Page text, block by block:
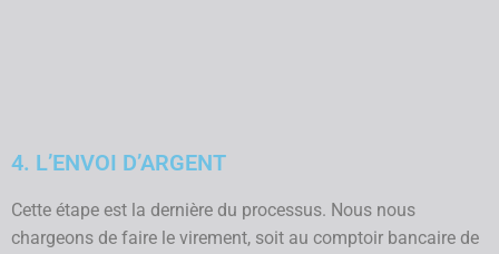
4. L’ENVOI D’ARGENT
Cette étape est la dernière du processus. Nous nous
chargeons de faire le virement, soit au comptoir bancaire de